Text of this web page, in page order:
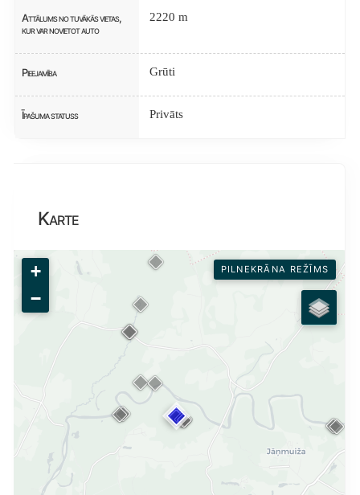
Attālums no tuvākās vietas,
kur var novietot auto
2220 m
Pieejamība Grūti
Īpašuma statuss Privāts
Karte
PILNEKRĀNA REŽĪMS
+
−